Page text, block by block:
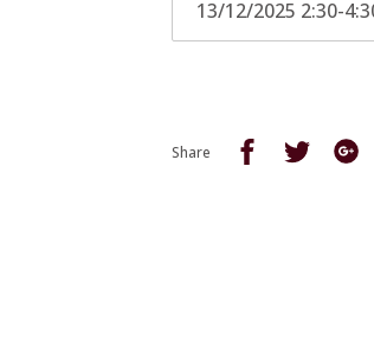
Share
Share Share